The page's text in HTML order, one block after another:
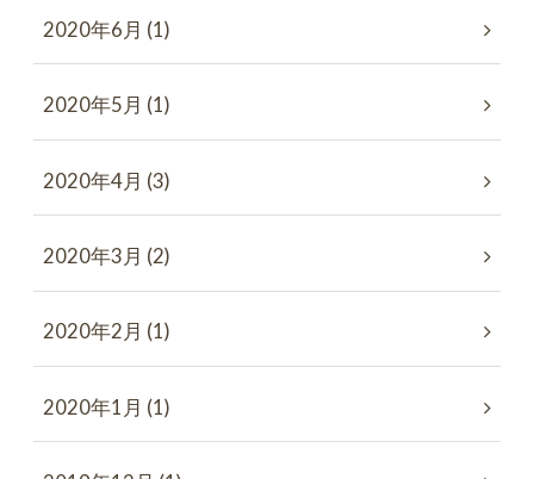
2020年6月 (1)
2020年5月 (1)
2020年4月 (3)
2020年3月 (2)
2020年2月 (1)
2020年1月 (1)